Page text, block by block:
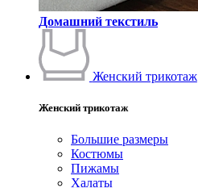
Домашний текстиль
Женский трикотаж
Женский трикотаж
Большие размеры
Костюмы
Пижамы
Халаты